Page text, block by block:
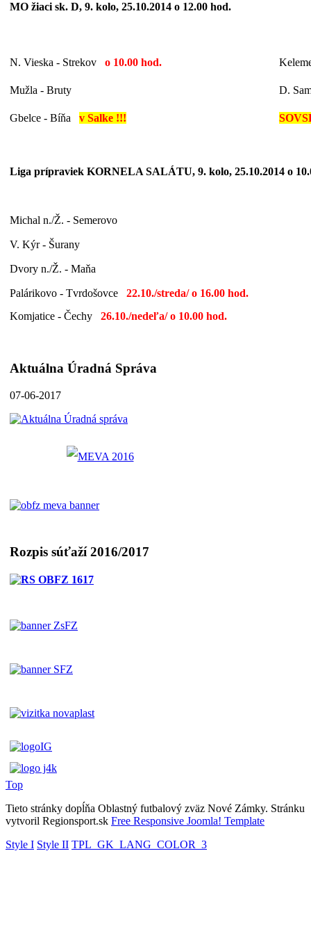
MO žiaci sk. D, 9. kolo, 25.10.2014 o 12.00 hod.
N. Vieska - Strekov o 10.00 hod.
Mužla - Bruty D.
Gbelce - Bíňa v Salke !!!
Liga prípraviek KORNELA SALÁTU, 9. kolo, 25.10.2014 o
Michal n./Ž. - Semerovo
V. Kýr - Šurany
Dvory n./Ž. - Maňa
Palárikovo - Tvrdošovce 22.10./streda/ o 16.00 hod.
Komjatice - Čechy 26.10./nedeľa/ o 10.00 hod.
Aktuálna Úradná Správa
07-06-2017
Rozpis súťaží 2016/2017
Top
Tieto stránky dopĺňa Oblastný futbalový zväz Nové Zámky. Stránku
vytvoril Regionsport.sk Free Responsive Joomla! Template
Style I Style II TPL_GK_LANG_COLOR_3